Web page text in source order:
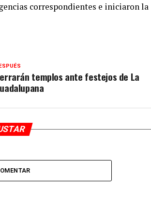
correspondientes e iniciaron la
templos ante festejos de La